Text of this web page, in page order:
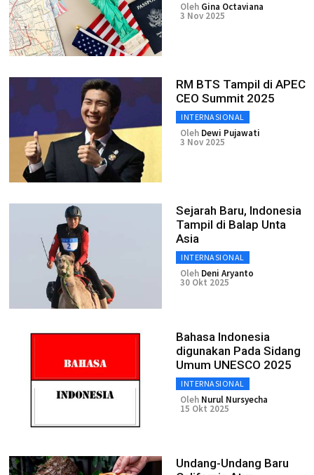
Oleh Gina Octaviana
3 Nov 2025
RM BTS Tampil di APEC
CEO Summit 2025
INTERNASIONAL
Oleh Dewi Pujawati
3 Nov 2025
Sejarah Baru, Indonesia
Tampil di Balap Unta
Asia
INTERNASIONAL
Oleh Deni Aryanto
30 Okt 2025
Bahasa Indonesia
digunakan Pada Sidang
Umum UNESCO 2025
INTERNASIONAL
Oleh Nurul Nursyecha
15 Okt 2025
Undang-Undang Baru